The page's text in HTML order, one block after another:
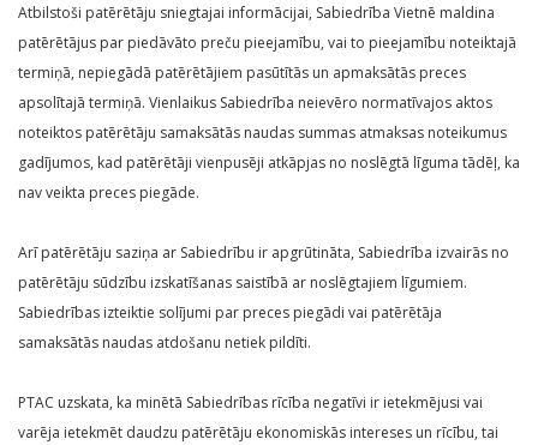
Atbilstoši patērētāju sniegtajai informācijai, Sabiedrība Vietnē maldina
patērētājus par piedāvāto preču pieejamību, vai to pieejamību noteiktajā
termiņā, nepiegādā patērētājiem pasūtītās un apmaksātās preces
apsolītajā termiņā. Vienlaikus Sabiedrība neievēro normatīvajos aktos
noteiktos patērētāju samaksātās naudas summas atmaksas noteikumus
gadījumos, kad patērētāji vienpusēji atkāpjas no noslēgtā līguma tādēļ, ka
nav veikta preces piegāde.
Arī patērētāju saziņa ar Sabiedrību ir apgrūtināta, Sabiedrība izvairās no
patērētāju sūdzību izskatīšanas saistībā ar noslēgtajiem līgumiem.
Sabiedrības izteiktie solījumi par preces piegādi vai patērētāja
samaksātās naudas atdošanu netiek pildīti.
PTAC uzskata, ka minētā Sabiedrības rīcība negatīvi ir ietekmējusi vai
varēja ietekmēt daudzu patērētāju ekonomiskās intereses un rīcību, tai